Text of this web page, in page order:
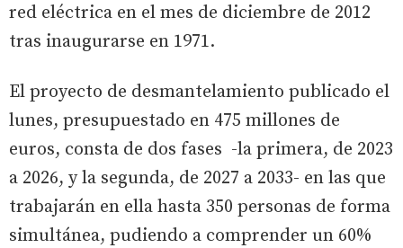
red eléctrica en el mes de diciembre de 2012
tras inaugurarse en 1971.
El proyecto de desmantelamiento publicado el
lunes, presupuestado en 475 millones de
euros, consta de dos fases -la primera, de 2023
a 2026, y la segunda, de 2027 a 2033- en las que
trabajarán en ella hasta 350 personas de forma
simultánea, pudiendo a comprender un 60%